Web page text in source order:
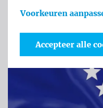
Voorkeuren
Accepteer alle